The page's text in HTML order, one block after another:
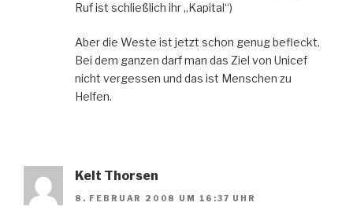
Ruf ist schließlich ihr „Kapital“)
Aber die Weste ist jetzt schon genug befleckt.
Bei dem ganzen darf man das Ziel von Unicef
nicht vergessen und das ist Menschen zu
Helfen.
Kelt Thorsen
8. FEBRUAR 2008 UM 16:37 UHR